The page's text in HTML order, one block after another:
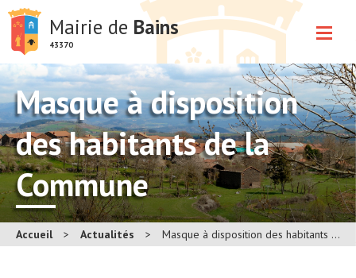
Mairie de Bains
43370
Masque à disposition
des habitants de la
Commune
Accueil > Actualités > Masque à disposition des habitants de la Commune